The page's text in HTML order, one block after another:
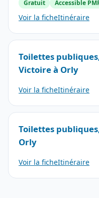
Gratuit Accessible
Voir la ficheItinéraire
Toilettes
Victoire à Orly
Voir la ficheItinéraire
Toilettes
Orly
Voir la ficheItinéraire